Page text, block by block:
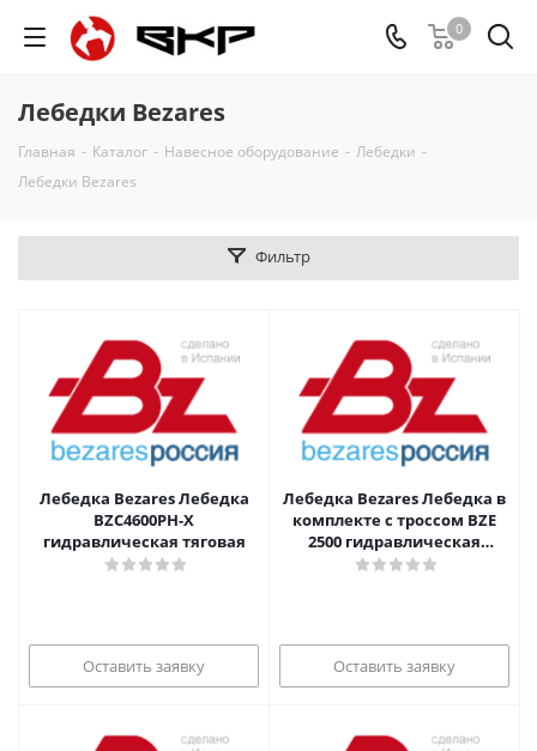
0
Лебедки Bezares
Главная - Каталог - Навесное оборудование - Лебедки -
Лебедки Bezares
Фильтр
Лебедка Bezares Лебедка
BZC4600PH-X
гидравлическая тяговая
Оставить заявку
Лебедка Bezares Лебедка в
комплекте с троссом BZE
2500 гидравлическая
подъемная
Оставить заявку